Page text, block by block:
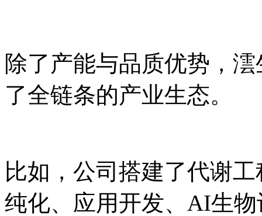
除了产能与品质优势，
了全链条的产业生态。
比如，公司搭建了代谢
纯化、应用开发、AI生